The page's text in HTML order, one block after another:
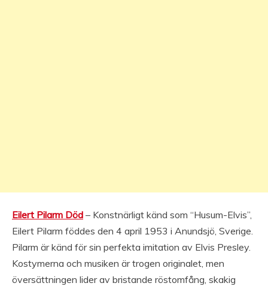
Eilert Pilarm Död – Konstnärligt känd som “Husum-Elvis”,
Eilert Pilarm föddes den 4 april 1953 i Anundsjö, Sverige.
Pilarm är känd för sin perfekta imitation av Elvis Presley.
Kostymerna och musiken är trogen originalet, men
översättningen lider av bristande röstomfång, skakig